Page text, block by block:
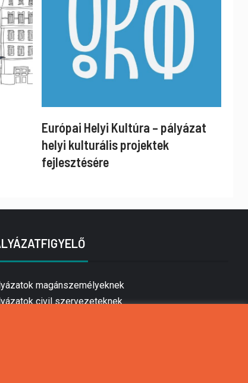
Európai Helyi Kultúra – pályázat
helyi kulturális projektek
fejlesztésére
magánszemélyeknek
civil szervezeteknek